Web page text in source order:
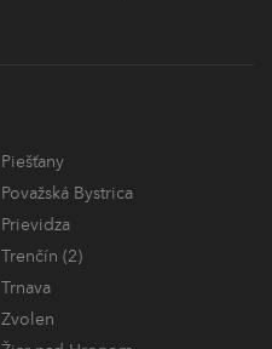
Piešťany
Považská Bystrica
Prievidza
Trenčín (2)
Trnava
Zvolen